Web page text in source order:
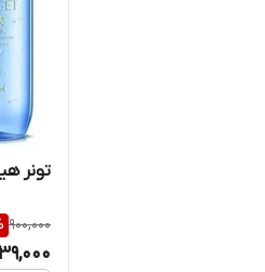
تونر
900,000